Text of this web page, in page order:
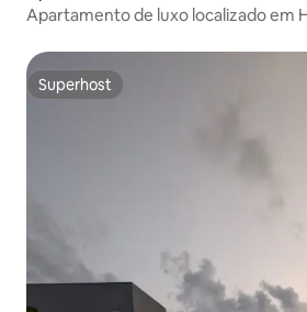
Apartamento de luxo localizado em
Superhost
Superhost